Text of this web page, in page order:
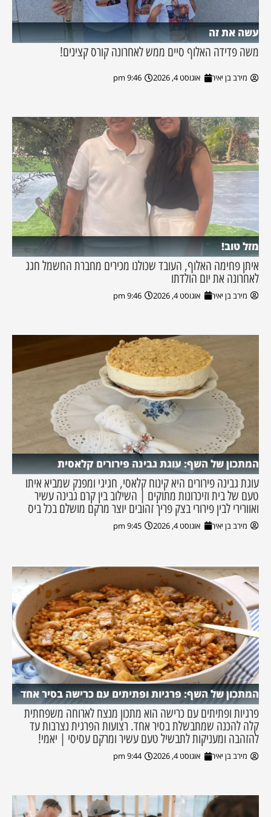
עשה את זה
משה פדידה האלוף סיים ממש לאחרונה קורס קצינים!
מירב בן יאיר אוגוסט 4, 2026 9:46 pm
מזל טוב!
איתן פחימה האלוף, העובד שכולנו מכירים מחברת החשמל חגג
לאחרונה את יום הולדתו
מירב בן יאיר אוגוסט 4, 2026 9:46 pm
המתכון של השף: עוגת גבינה פירורים קלאסית
עוגת גבינה פירורים היא קינוח קלאסי, חגיגי ומפנק שמביא איתו
טעם של בית וזיכרונות מתוקים | השילוב בין קרם גבינה עשיר
ואוורירי לבין פירורי בצק פריך זהובים יוצר מרקם מושלם בכל ביס
מירב בן יאיר אוגוסט 4, 2026 9:45 pm
המתכון של השף: פרגיות ופתיתים עם כרישה בסיר אחד
פרגיות ופתיתים עם כרישה הוא מתכון מנצח לארוחה משפחתית
קלה להכנה שמתבשלת בסיר אחד. רצועות הפרגית נצרבות עד
להזהבה ומעניקות לתבשיל טעם עשיר ומרקם עסיסי | יאמי!
מירב בן יאיר אוגוסט 4, 2026 9:44 pm